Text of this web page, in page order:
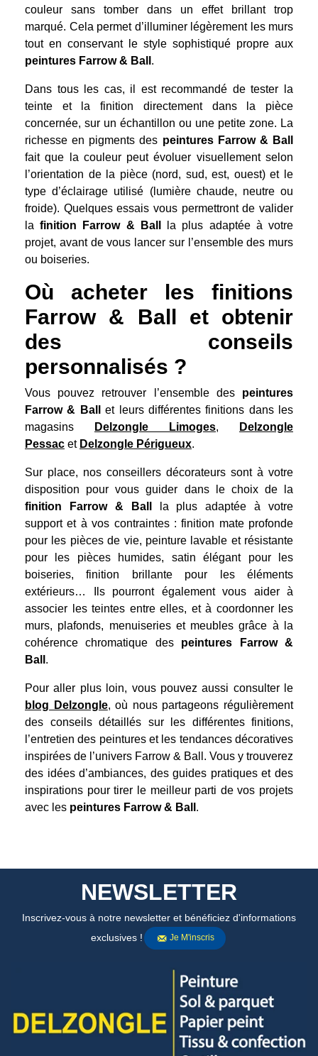
couleur sans tomber dans un effet brillant trop
marqué. Cela permet d’illuminer légèrement les murs
tout en conservant le style sophistiqué propre aux
peintures Farrow & Ball .
Dans tous les cas, il est recommandé de tester la
teinte et la finition directement dans la pièce
concernée, sur un échantillon ou une petite zone. La
richesse en pigments des peintures Farrow & Ball
fait que la couleur peut évoluer visuellement selon
l’orientation de la pièce (nord, sud, est, ouest) et le
type d’éclairage utilisé (lumière chaude, neutre ou
froide). Quelques essais vous permettront de valider
lafinition Farrow & Ball
la plus adaptée à votre
projet, avant de vous lancer sur l’ensemble des murs
ou boiseries.
Où acheter les finitions
Farrow & Ball et obtenir
des conseils
personnalisés ?
Vous pouvez retrouver l’ensemble des peintures
Farrow & Ball
et leurs différentes finitions dans les
magasins
Delzongle Limoges,
Delzongle
Pessac et Delzongle Périgueux.
Sur place, nos conseillers décorateurs sont à votre
disposition pour vous guider dans le choix de la
finition Farrow & Ball
la plus adaptée à votre
support et à vos contraintes : finition mate profonde
pour les pièces de vie, peinture lavable et résistante
pour les pièces humides, satin élégant pour les
boiseries, finition brillante pour les éléments
extérieurs… Ils pourront également vous aider à
associer les teintes entre elles, et à coordonner les
murs, plafonds, menuiseries et meubles grâce à la
cohérence chromatique des peintures Farrow &
Ball .
Pour aller plus loin, vous pouvez aussi consulter le
blog Delzongle, où nous partageons régulièrement
des conseils détaillés sur les différentes finitions,
l’entretien des peintures et les tendances décoratives
inspirées de l’univers Farrow & Ball. Vous y trouverez
des idées d’ambiances, des guides pratiques et des
inspirations pour tirer le meilleur parti de vos projets
avec les peintures Farrow & Ball .
NEWSLETTER
Inscrivez-vous à notre newsletter et bénéficiez d'informations
exclusives !
Je M'inscris